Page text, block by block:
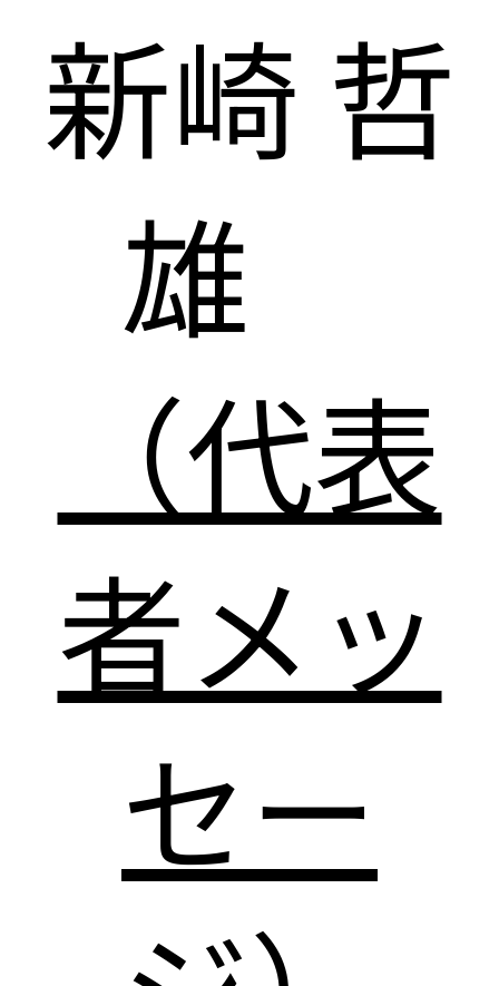
新崎 哲
雄
（代表
者メッ
セー